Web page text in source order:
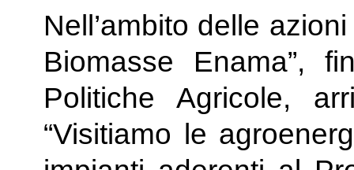
Nell’ambito delle
Biomasse Enama”,
Politiche Agricole,
“Visitiamo le